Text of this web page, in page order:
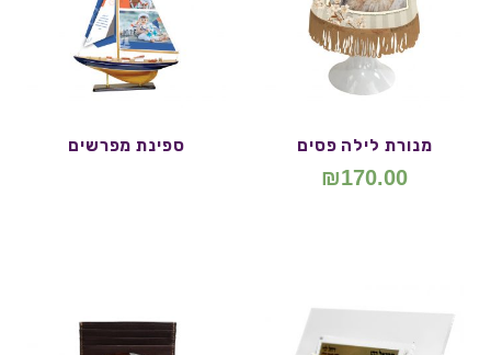
מנורת לילה פסים
₪170.00
ספינת מפרשים